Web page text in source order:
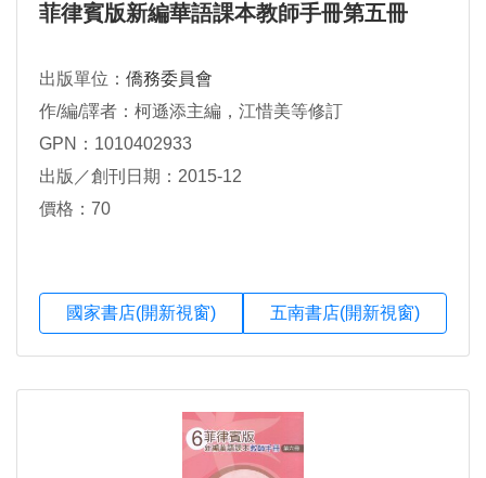
菲律賓版新編華語課本教師手冊第五冊
出版單位： 僑務委員會
作/編/譯者：柯遜添主編，江惜美等修訂
GPN：1010402933
出版／創刊日期：2015-12
價格：70
國家書店(開新視窗) 五南書店(開新視窗)